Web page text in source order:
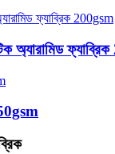
অ্যারামিড